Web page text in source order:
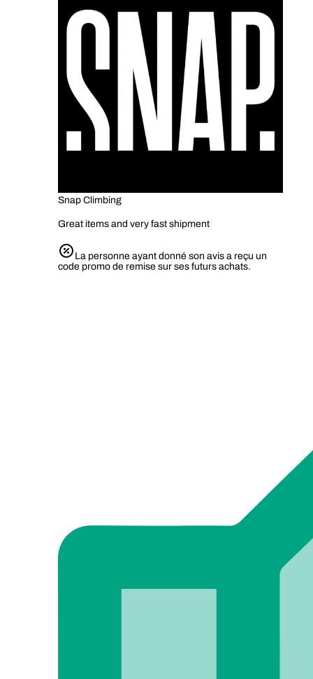
Snap Climbing
Great items and very fast shipment
La personne ayant donné son avis a reçu un
code promo de remise sur ses futurs achats.